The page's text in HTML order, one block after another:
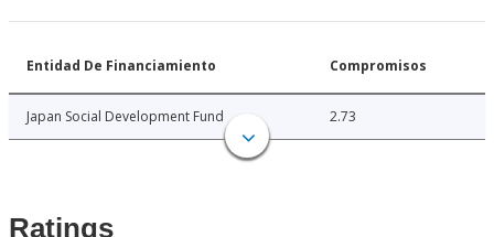
Entidad De Financiamiento Compromisos
Japan Social Development Fund 2.73
Ratings